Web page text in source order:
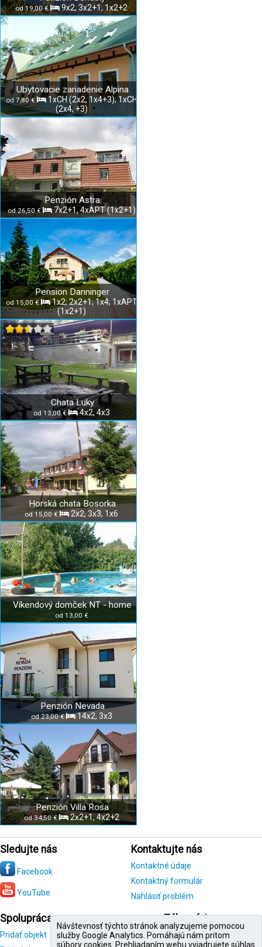
od 19,00 € 9x2, 3x2+1, 1x2+2
Ubytovacie zariadenie Alpina
od 7,80 €
1xCH (2x2, 1x4+3); 1xCH
(2x4, +3)
Penzión Astra
od 26,50 € 7x2+1, 4xAPT (1x2+1)
Pension Danninger
od 15,00 €
1x2; 2x2+1; 1x4; 1xAPT
(1x2+1)
Chata Luky
od 13,00 € 4x2, 4x3
Horská chata Bosorka
od 15,00 € 2x2, 3x3, 1x6
Víkendový domček NT - home
od 13,00 €
Penzión Nevada
od 23,00 € 14x2, 3x3
Penzión Villa Rosa
od 34,50 € 2x2+1, 4x2+2
Sledujte nás
Facebook
YouTube
Kontaktujte nás
Kontaktné údaje
Kontaktný formulár
Nahlásiť problém
Spolupráca
Pridať objekt
Zákazníci
Registrácia
zákazníka
Návštevnosť týchto stránok analyzujeme pomocou
služby Google Analytics. Pomáhajú nám pritom
súbory cookies. Prehliadaním webu vyjadrujete súhlas